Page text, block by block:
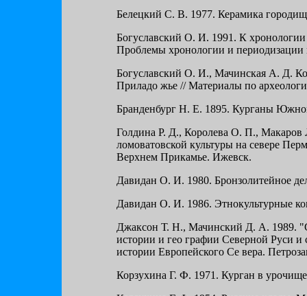
Белецкий С. В. 1977. Керамика
Богуславский О. И. 1991. К
Проблемы хронологии и периодизации
Богуславский О. И., Мачинская А. Д.
Приладо жье // Материалы по
Бранденбург Н. Е. 1895. Курганы
Голдина Р. Д., Королева О. П.,
ломоватовской культуры на севере
Верхнем Прикамье. Ижевск.
Давидан О. И. 1980. Бронзолитейное
Давидан О. И. 1986. Этнокультурные
Джаксон Т. Н., Мачинский Д. А. 1989.
истории и гео графии Северной Руси
истории Европейского Се вера.
Корзухина Г. Ф. 1971. Курган в